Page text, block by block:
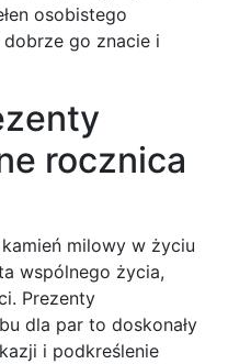
osobistego
dobrze go znacie i
rocznica
milowy w życiu
wspólnego życia,
Prezenty
dla par to doskonały
i podkreślenie